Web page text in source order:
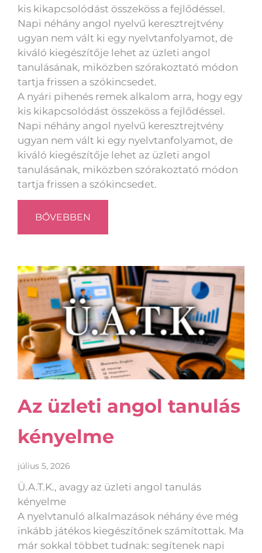
kis kikapcsolódást összeköss a fejlődéssel.
Napi néhány angol nyelvű keresztrejtvény
ugyan nem vált ki egy nyelvtanfolyamot, de
kiváló kiegészítője lehet az üzleti angol
tanulásának, miközben szórakoztató módon
tartja frissen a szókincsedet.
A nyári pihenés remek alkalom arra, hogy egy
kis kikapcsolódást összeköss a fejlődéssel.
Napi néhány angol nyelvű keresztrejtvény
ugyan nem vált ki egy nyelvtanfolyamot, de
kiváló kiegészítője lehet az üzleti angol
tanulásának, miközben szórakoztató módon
tartja frissen a szókincsedet.
BŐVEBBEN
Az üzleti angol tanulás
kényelme
július 5, 2026
Ü.A.T.K., avagy az üzleti angol tanulás
kényelme
A nyelvtanuló alkalmazások néhány éve még
inkább játékos kiegészítőnek számítottak. Ma
már sokkal többet tudnak: segítenek napi